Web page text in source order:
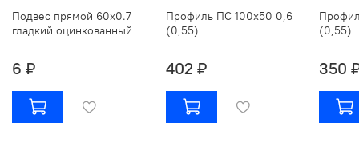
Подвес прямой 60х0.7
гладкий оцинкованный
6 ₽
Профиль ПС 100х50 0,6
(0,55)
402 ₽
(0,55)
350